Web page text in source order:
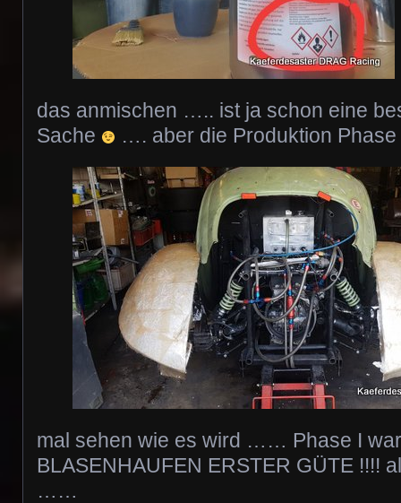
das anmischen ….. ist ja schon eine
Sache
…. aber die Produktion
mal sehen wie es wird …… Phase I
BLASENHAUFEN ERSTER GÜTE !!!!
……